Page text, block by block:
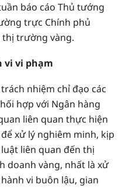
báo cáo Thủ tướng
trực Chính phủ
thị trường vàng.
vi vi phạm
nhiệm chỉ đạo các
hợp với Ngân hàng
liên quan thực hiện
xử lý nghiêm minh, kịp
liên quan đến thị
doanh vàng, nhất là xử
vi buôn lậu, gian